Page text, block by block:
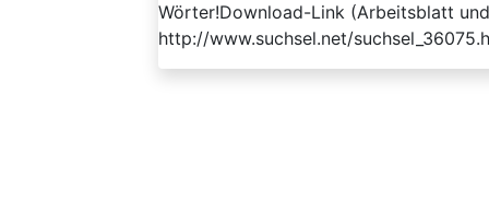
Wörter!Download-Link (Arbeitsblatt
http://www.suchsel.net/